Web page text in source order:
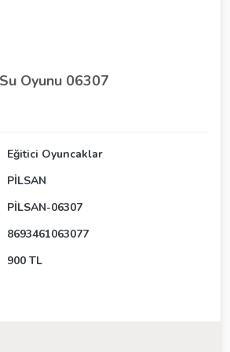
Oyunu 06307
Eğitici Oyuncaklar
PİLSAN
PİLSAN-06307
8693461063077
900 TL